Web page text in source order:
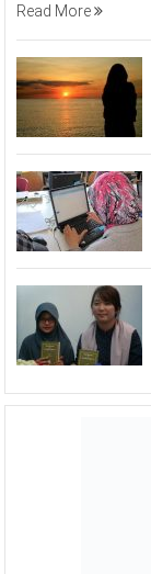
Read More